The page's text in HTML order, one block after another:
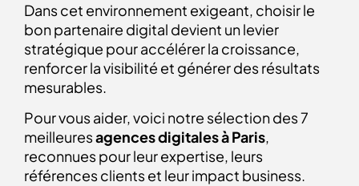
Dans cet environnement exigeant, choisir le
bon partenaire digital devient un levier
stratégique pour accélérer la croissance,
renforcer la visibilité et générer des résultats
mesurables.
Pour vous aider, voici notre sélection des 7
meilleuresagences digitales à Paris,
reconnues pour leur expertise, leurs
références clients et leur impact business.